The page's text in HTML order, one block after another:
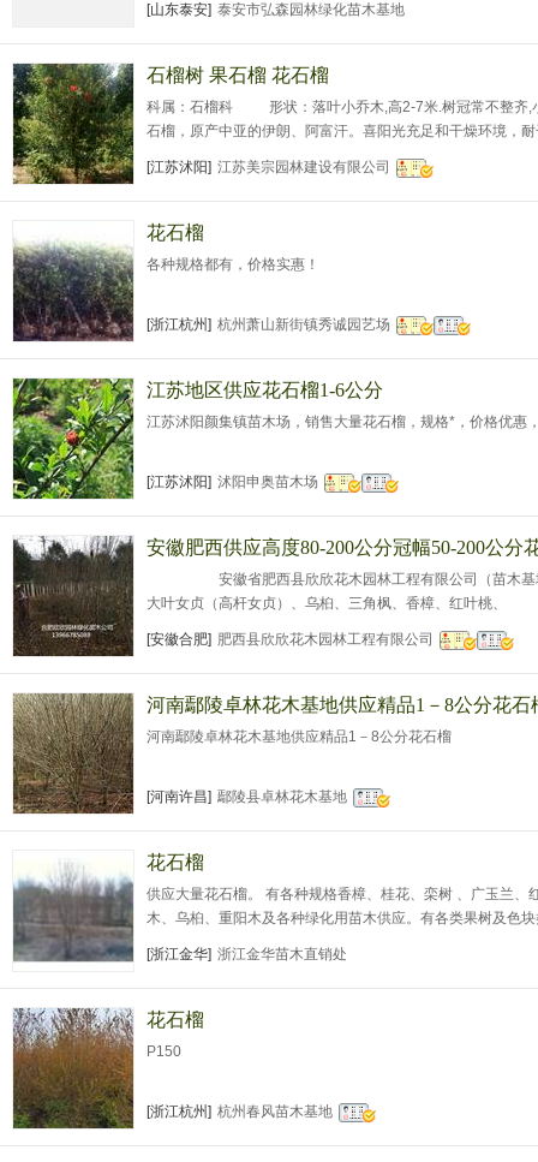
[山东泰安] 泰安市弘森园林绿化苗木基地
石榴树 果石榴 花石榴
科属：石榴科 形状：落叶小乔木,高2-7米.树冠常不整
石榴，原产中亚的伊朗、阿富汗。喜阳光充足和干燥环境，
求不严，以肥沃、疏松的沙壤土*好。 拉丁名：Punica
又可观果，小盆盆栽供窗台、阳台和居室摆设，大盆盆栽可
景区的
[江苏沭阳] 江苏美宗园林建设有限公司
花石榴
各种规格都有，价格实惠！
[浙江杭州] 杭州萧山新街镇秀诚园艺场
江苏地区供应花石榴1-6公分
江苏沭阳颜集镇苗木场，销售大量花石榴，规格*，价格优惠
[江苏沭阳] 沭阳申奥苗木场
安徽肥西供应高度80-200公分冠幅50-200公分
安徽省肥西县欣欣花木园林工程有限公司（苗木基地
大叶女贞（高杆女贞）、乌桕、三角枫、香樟、红叶桃、
[安徽合肥] 肥西县欣欣花木园林工程有限公司
河南鄢陵卓林花木基地供应精品1－8公分花石
河南鄢陵卓林花木基地供应精品1－8公分花石榴
[河南许昌] 鄢陵县卓林花木基地
花石榴
供应大量花石榴。 有各种规格香樟、桂花、栾树 、广玉兰、
木、乌桕、重阳木及各种绿化用苗木供应。有各类果树及
头人称号，金华市、县青年农村青年科技示范楷模。
[浙江金华] 浙江金华苗木直销处
花石榴
P150
[浙江杭州] 杭州春风苗木基地